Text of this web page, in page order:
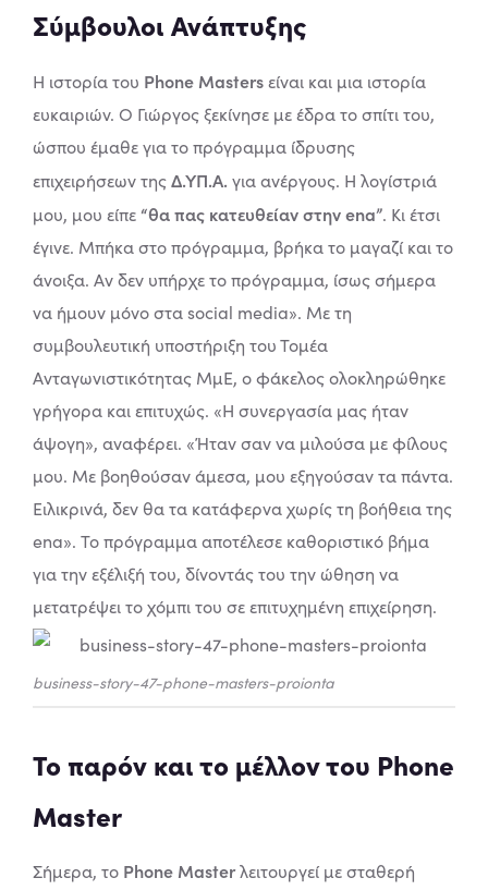
Σύμβουλοι Ανάπτυξης
Η ιστορία του Phone Mastersείναι και μια ιστορία
ευκαιριών. Ο Γιώργος ξεκίνησε με έδρα το σπίτι του,
ώσπου έμαθε για το πρόγραμμα ίδρυσης
επιχειρήσεων τηςΔ.ΥΠ.Α. για ανέργους. Η λογίστριά
μου, μου είπε “θα πας κατευθείαν στην ena”. Κι έτσι
έγινε. Μπήκα στο πρόγραμμα, βρήκα το μαγαζί και το
άνοιξα. Αν δεν υπήρχε το πρόγραμμα, ίσως σήμερα
να ήμουν μόνο στα social media». Με τη
συμβουλευτική υποστήριξη του Τομέα
Ανταγωνιστικότητας ΜμΕ, ο φάκελος ολοκληρώθηκε
γρήγορα και επιτυχώς. «Η συνεργασία μας ήταν
άψογη», αναφέρει. «Ήταν σαν να μιλούσα με φίλους
μου. Με βοηθούσαν άμεσα, μου εξηγούσαν τα πάντα.
Ειλικρινά, δεν θα τα κατάφερνα χωρίς τη βοήθεια της
ena». Το πρόγραμμα αποτέλεσε καθοριστικό βήμα
για την εξέλιξή του, δίνοντάς του την ώθηση να
μετατρέψει το χόμπι του σε επιτυχημένη επιχείρηση.
business-story-47-phone-masters-proionta
Το παρόν και το μέλλον του Phone
Master
Σήμερα, το Phone Masterλειτουργεί με σταθερή